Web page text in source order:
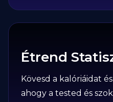
Étrend
Kövesd a kalóriáidat
ahogy a tested és